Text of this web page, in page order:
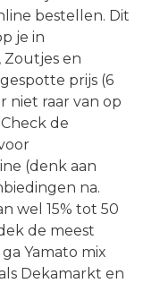
bestellen. Dit
je in
Zoutjes en
prijs (6
niet raar van op
de
(denk aan
na.
wel 15% tot 50
de meest
Yamato mix
Dekamarkt en